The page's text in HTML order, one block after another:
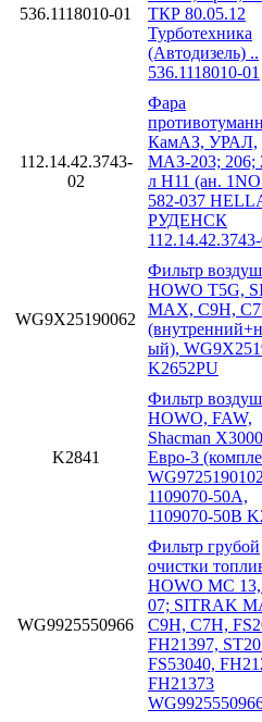
536.1118010-01
ТКР 80.05.12
Турботехника
(Автодизель) ..
536.1118010-01
112.14.42.3743-
02
Фара
КамАЗ, УРАЛ,
МАЗ-203; 206;
л H11 (ан.
582-037
РУДЕНСК
WG9X25190062
Фильтр
HOWO T5G,
MAX, C9H,
ый),
K2652PU
K2841
Фильтр
HOWO, FAW,
Shacman X3000
Евро-3
1109070-50A,
1109070-50B
WG9925550966
Фильтр грубой
очистки
HOWO MC 13,
07; SITRAK
C9H, C7H,
FH21397,
FS53040,
FH21373